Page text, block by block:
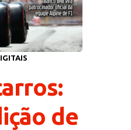
de